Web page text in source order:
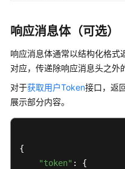
书
用
户
指
南
践
响应消息体（可选）
响应消息体通常以结构化格
对应，传递除响应消息头之外
对于获取用户Token接口，返
展示部分内容。
{
"token" : {